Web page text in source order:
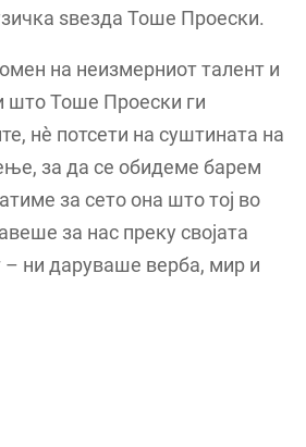
ѕвезда Тоше Проески.
на неизмерниот талент и
што Тоше Проески ги
нè потсети на суштината на
за да се обидеме барем
за сето она што тој во
за нас преку својата
– ни даруваше верба, мир и